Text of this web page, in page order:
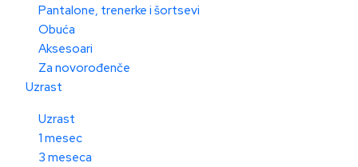
Pantalone, trenerke i šortsevi
Obuća
Aksesoari
Za novorođenče
Uzrast
Uzrast
1 mesec
3 meseca